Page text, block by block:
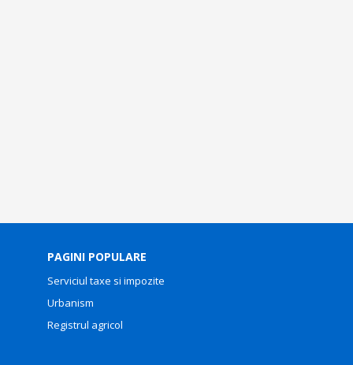
PAGINI POPULARE
Serviciul taxe si impozite
Urbanism
Registrul agricol